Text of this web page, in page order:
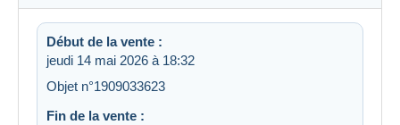
Début de la vente :
jeudi 14 mai 2026 à 18:32
Objet n°1909033623
Fin de la vente :